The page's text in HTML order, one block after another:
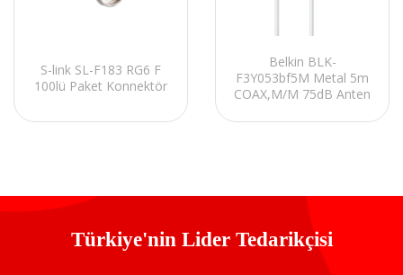
S-link SL-F183 RG6 F
100lü Paket Konnektör
Belkin BLK-
F3Y053bf5M Metal 5m
COAX,M/M 75dB Anten
Türkiye'nin Lider Tedarikçisi